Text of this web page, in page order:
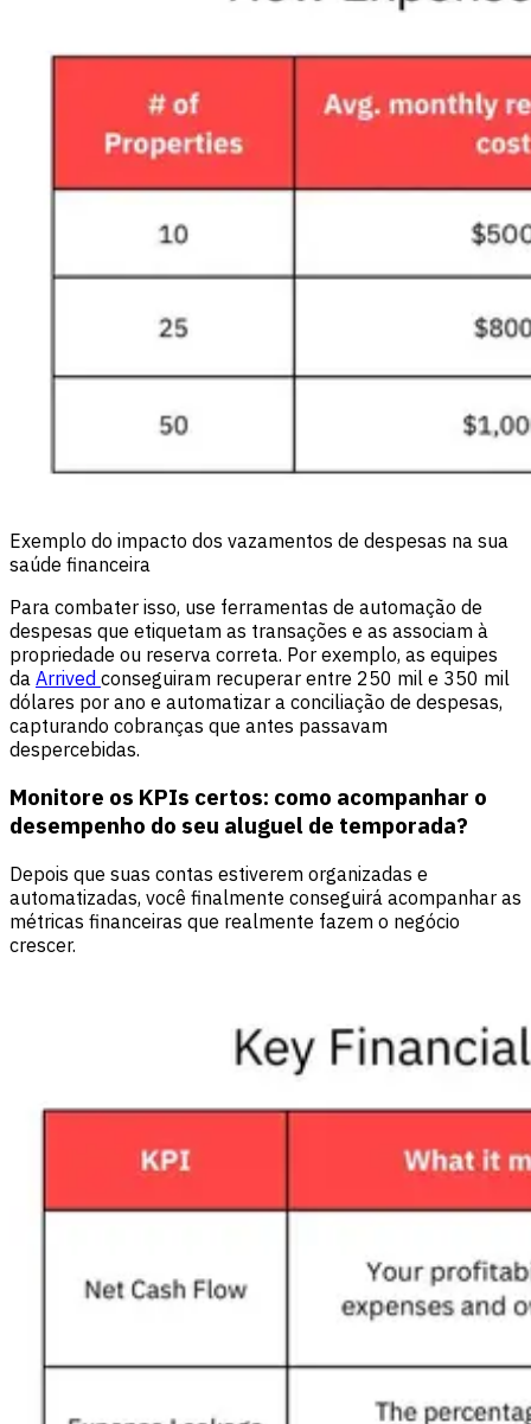
Exemplo do impacto dos vazamentos de despesas na sua
saúde financeira
Para combater isso, use ferramentas de automação de
despesas que etiquetam as transações e as associam à
propriedade ou reserva correta. Por exemplo, as equipes
da Arrived conseguiram recuperar entre 250 mil e 350 mil
dólares por ano e automatizar a conciliação de despesas,
capturando cobranças que antes passavam
despercebidas.
Monitore os KPIs certos: como acompanhar o
desempenho do seu aluguel de temporada?
Depois que suas contas estiverem organizadas e
automatizadas, você finalmente conseguirá acompanhar as
métricas financeiras que realmente fazem o negócio
crescer.